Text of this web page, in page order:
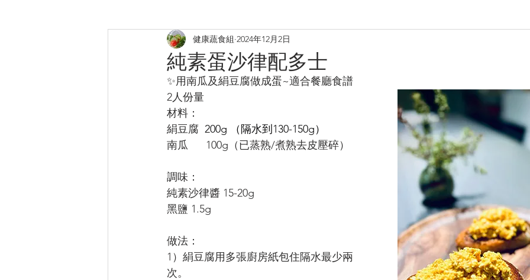
烤焗菜式 日式料理
補鈣蛋白質B12 養肝潤肺養胃 化痰養陰 養生篇 養心安神 增
純素蛋沙律配多士
健康蔬食組 2024年12月2日
✨用南瓜及絹豆腐做成蛋~適合餐廳食譜
2人份量
材料：
絹豆腐 200g （隔水到130-150g）
南瓜      100g（已蒸熟/煮熟去皮壓碎）
調味：
純素沙律醬 15-20g
黑鹽 1.5g
做法：
1）絹豆腐用多張廚房紙包住隔水最少兩
次。